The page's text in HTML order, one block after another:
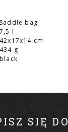
Saddle bag
7,5 l
42x17x14 cm
434 g
black
SIĘ DO